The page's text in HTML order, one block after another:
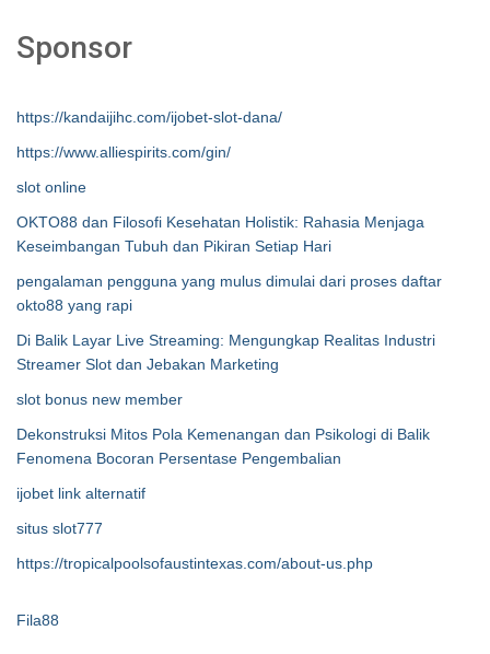
Sponsor
https://kandaijihc.com/ijobet-slot-dana/
https://www.alliespirits.com/gin/
slot online
OKTO88 dan Filosofi Kesehatan Holistik: Rahasia Menjaga
Keseimbangan Tubuh dan Pikiran Setiap Hari
pengalaman pengguna yang mulus dimulai dari proses daftar
okto88 yang rapi
Di Balik Layar Live Streaming: Mengungkap Realitas Industri
Streamer Slot dan Jebakan Marketing
slot bonus new member
Dekonstruksi Mitos Pola Kemenangan dan Psikologi di Balik
Fenomena Bocoran Persentase Pengembalian
ijobet link alternatif
situs slot777
https://tropicalpoolsofaustintexas.com/about-us.php
Fila88